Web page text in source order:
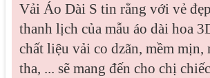
Vải Áo Dài S tin rằng với vẻ
thanh lịch của mẫu áo dài hoa
chất liệu vải co dzãn, mềm mịn,
tha, ... sẽ mang đến cho chị